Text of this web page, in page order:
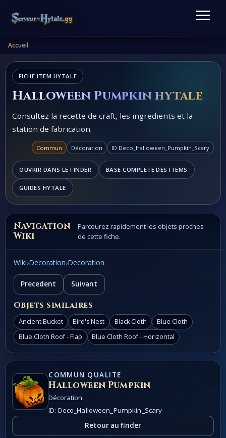
Accueil
FICHE ITEM HYTALE
Halloween Pumpkin hytale
Consultez la recette de craft, les ingredients et la
station de fabrication.
Commun Décoration ID Deco_Halloween_Pumpkin_Scary
OUVRIR DANS LE FINDER BASE COMPLETE DES ITEMS
GUIDES HYTALE
Navigation
Wiki
Parcourez rapidement les objets proches
de cette fiche.
Wiki›Decoration›Decoration
Precedent Suivant
Objets similaires
Ancient Bucket Bird's Nest Black Cloth
Blue Cloth
Blue Cloth Roof - Flap
Blue Cloth Roof - Horizontal
COMMUN QUALITE
Halloween Pumpkin
Décoration
ID: Deco_Halloween_Pumpkin_Scary
Retour au finder